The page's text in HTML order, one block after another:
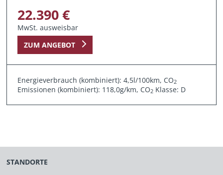
22.390 €
MwSt. ausweisbar
ZUM ANGEBOT
Energieverbrauch (kombiniert): 4,5l/100km, CO2
Emissionen (kombiniert): 118,0g/km, CO2 Klasse: D
STANDORTE